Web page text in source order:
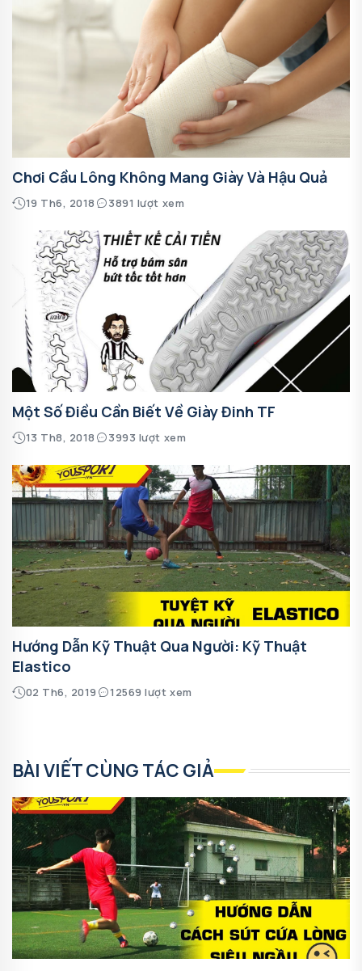
Chơi Cầu Lông Không Mang Giày Và Hậu Quả
19 Th6, 2018 3891 lượt xem
Một Số Điều Cần Biết Về Giày Đinh TF
13 Th8, 2018 3993 lượt xem
Hướng Dẫn Kỹ Thuật Qua Người: Kỹ Thuật
Elastico
02 Th6, 2019 12569 lượt xem
BÀI VIẾT CÙNG TÁC GIẢ